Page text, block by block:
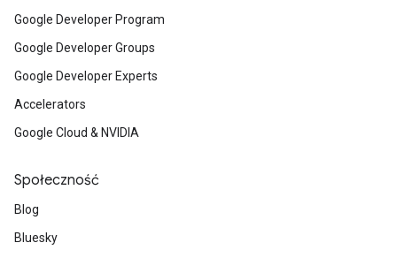
Google Developer Program
Google Developer Groups
Google Developer Experts
Accelerators
Google Cloud & NVIDIA
Społeczność
Blog
Bluesky